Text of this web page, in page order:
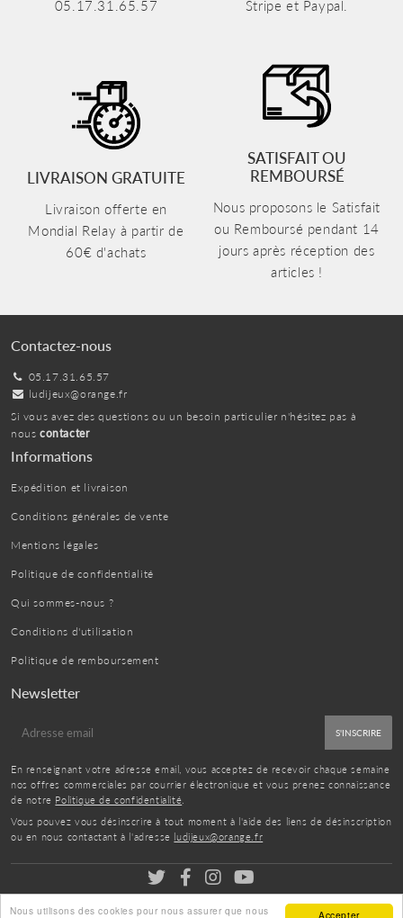
Accepter
Nous utilisons des cookies pour nous assurer que nous
05.17.31.65.57
Stripe et Paypal.
LIVRAISON GRATUITE
Livraison offerte en
Mondial Relay à partir de
60€ d'achats
SATISFAIT OU
REMBOURSÉ
Nous proposons le Satisfait
ou Remboursé pendant 14
jours après réception des
articles !
Contactez-nous
05.17.31.65.57
ludijeux@orange.fr
Si vous avez des questions ou un besoin particulier n'hésitez pas à
nous contacter
Informations
Expédition et livraison
Conditions générales de vente
Mentions légales
Politique de confidentialité
Qui sommes-nous ?
Conditions d'utilisation
Politique de remboursement
Newsletter
mail
S'INSCRIRE
En renseignant votre adresse email, vous acceptez de recevoir chaque semaine
nos offres commerciales par courrier électronique et vous prenez connaissance
de notre Politique de confidentialité
Vous pouvez vous désinscrire à tout moment à l'aide des liens de désinscription
ou en nous contactant à l'adresse ludijeux@orange.fr
© 2026ludijeux - Tous droits réservés